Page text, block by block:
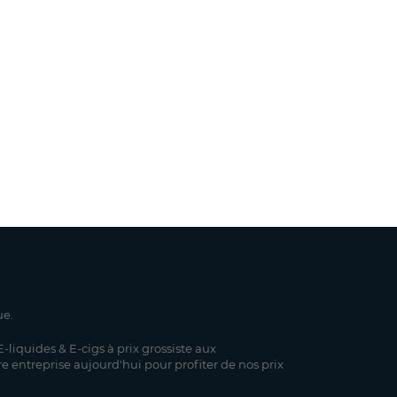
& E-cigs à prix grossiste aux
entreprise aujourd'hui pour profiter de nos prix